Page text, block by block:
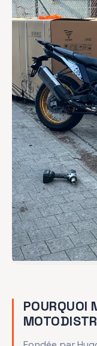
POURQUOI